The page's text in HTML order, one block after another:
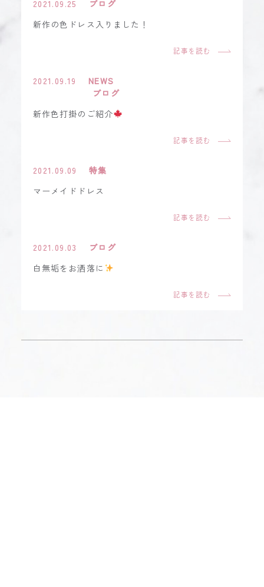
2021.09.25
ブログ
新作の色ドレス入りました！
記事を読む
2021.09.19
NEWS
ブログ
新作色打掛のご紹介
記事を読む
2021.09.09
特集
マーメイドドレス
記事を読む
2021.09.03
ブログ
白無垢をお洒落に
記事を読む